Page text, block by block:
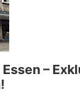
–